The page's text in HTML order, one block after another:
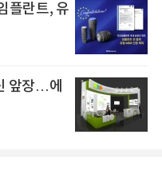
플란트, 유
앞장…에